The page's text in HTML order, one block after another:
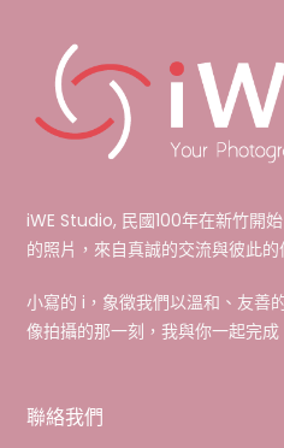
iWE Studio, 民國100年在新竹開
的照片，來自真誠的交流與彼此的
小寫的 i，象徵我們以溫和、友善
像拍攝的那一刻，我與你一起完成
聯絡我們